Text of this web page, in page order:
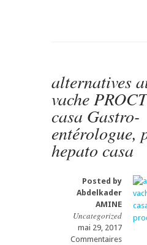
alternatives
vache
casa Gastro-
entérologue,
hepato casa
Posted by
Abdelkader
AMINE
Uncategorized
mai 29, 2017
Commentaires